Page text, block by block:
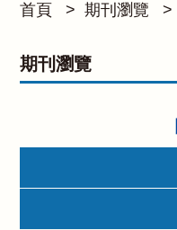
首頁 > 期刊瀏覽 >
期刊瀏覽